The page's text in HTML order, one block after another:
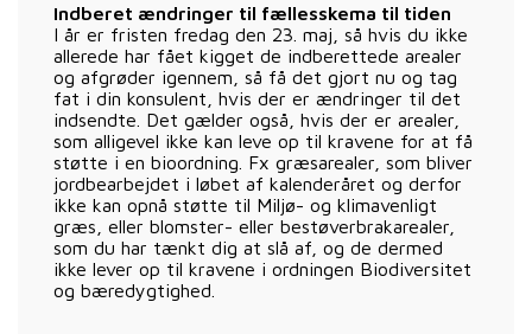
Indberet ændringer til fællesskema til tiden
I år er fristen fredag den 23. maj, så hvis du ikke
allerede har fået kigget de indberettede arealer
og afgrøder igennem, så få det gjort nu og tag
fat i din konsulent, hvis der er ændringer til det
indsendte. Det gælder også, hvis der er arealer,
som alligevel ikke kan leve op til kravene for at få
støtte i en bioordning. Fx græsarealer, som bliver
jordbearbejdet i løbet af kalenderåret og derfor
ikke kan opnå støtte til Miljø- og klimavenligt
græs, eller blomster- eller bestøverbrakarealer,
som du har tænkt dig at slå af, og de dermed
ikke lever op til kravene i ordningen Biodiversitet
og bæredygtighed.